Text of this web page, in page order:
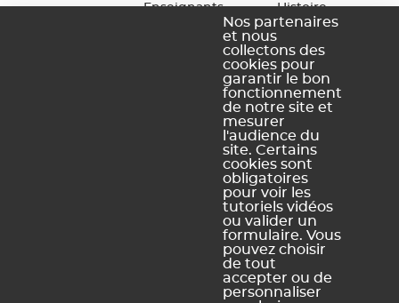
Enseignants Histoire
Offres d'emploi
Contact
Accessibilité :
Partiellement
conforme
Schéma
pluriannuel
d'accessibilité
numérique
Légal produits
Nos partenaires
et nous
collectons des
cookies pour
garantir le bon
fonctionnement
de notre site et
mesurer
l'audience du
site. Certains
cookies sont
obligatoires
pour voir les
tutoriels vidéos
ou valider un
formulaire. Vous
pouvez choisir
de tout
accepter ou de
personnaliser